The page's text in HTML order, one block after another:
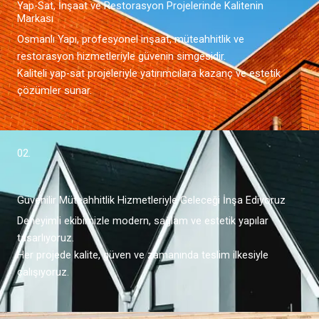
Yap-Sat, İnşaat ve Restorasyon Projelerinde Kalitenin
Markası
Osmanlı Yapı, profesyonel inşaat, müteahhitlik ve
restorasyon hizmetleriyle güvenin simgesidir.
Kaliteli yap-sat projeleriyle yatırımcılara kazanç ve estetik
çözümler sunar.
02.
Güvenilir Müteahhitlik Hizmetleriyle Geleceği İnşa Ediyoruz
Deneyimli ekibimizle modern, sağlam ve estetik yapılar
tasarlıyoruz.
Her projede kalite, güven ve zamanında teslim ilkesiyle
çalışıyoruz.